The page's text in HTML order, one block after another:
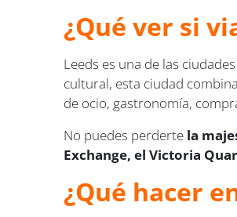
¿Qué ver si
Leeds es una de las
cultural, esta ciudad
de ocio, gastronomía,
No puedes perderte la
Exchange, el Victoria
¿Qué hacer